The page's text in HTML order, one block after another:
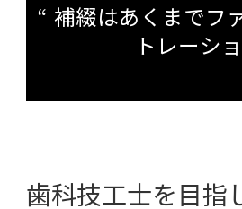
補綴はあくまでフ
トレーシ
歯科技工士を目指